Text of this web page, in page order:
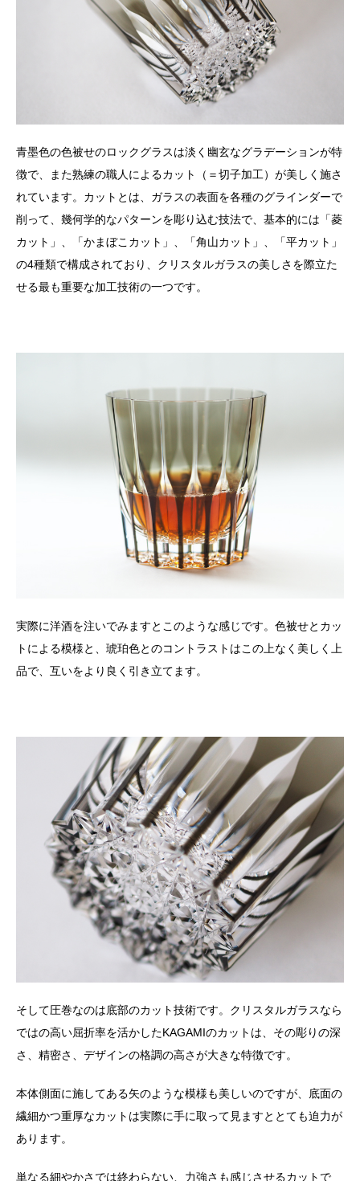
青墨色の色被せのロックグラスは淡く幽玄なグラデーションが特
徴で、また熟練の職人によるカット（＝切子加工）が美しく施さ
れています。カットとは、ガラスの表面を各種のグラインダーで
削って、幾何学的なパターンを彫り込む技法で、基本的には「菱
カット」、「かまぼこカット」、「角山カット」、「平カット」
の4種類で構成されており、クリスタルガラスの美しさを際立た
せる最も重要な加工技術の一つです。
実際に洋酒を注いでみますとこのような感じです。色被せとカッ
トによる模様と、琥珀色とのコントラストはこの上なく美しく上
品で、互いをより良く引き立てます。
そして圧巻なのは底部のカット技術です。クリスタルガラスなら
ではの高い屈折率を活かしたKAGAMIのカットは、その彫りの深
さ、精密さ、デザインの格調の高さが大きな特徴です。
本体側面に施してある矢のような模様も美しいのですが、底面の
繊細かつ重厚なカットは実際に手に取って見ますととても迫力が
あります。
単なる細やかさでは終わらない、力強さも感じさせるカットで